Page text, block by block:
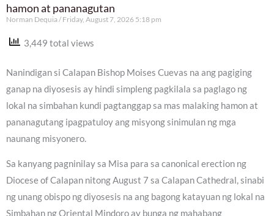
hamon at pananagutan
Norman Dequia Friday, August 7, 2026 5:18 pm
3,449 total views
Nanindigan si Calapan Bishop Moises Cuevas na ang pagiging
ganap na diyosesis ay hindi simpleng pagkilala sa paglago ng
lokal na simbahan kundi pagtanggap sa mas malaking hamon at
pananagutang ipagpatuloy ang misyong sinimulan ng mga
naunang misyonero.
Sa kanyang pagninilay sa Misa para sa canonical erection ng
Diocese of Calapan nitong August 7 sa Calapan Cathedral, sinabi
ng unang obispo ng diyosesis na ang bagong katayuan ng lokal na
Simbahan ng Oriental Mindoro ay bunga ng mahabang